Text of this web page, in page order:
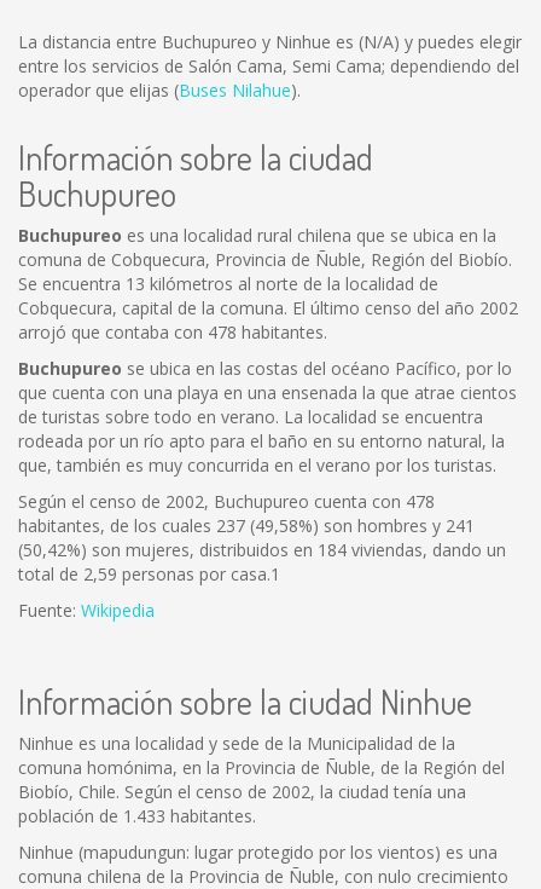
La distancia entre Buchupureo y Ninhue es (N/A) y puedes elegir
entre los servicios de Salón Cama, Semi Cama; dependiendo del
operador que elijas (Buses Nilahue).
Información sobre la ciudad
Buchupureo
Buchupureo es una localidad rural chilena que se ubica en la
comuna de Cobquecura, Provincia de Ñuble, Región del Biobío.
Se encuentra 13 kilómetros al norte de la localidad de
Cobquecura, capital de la comuna. El último censo del año 2002
arrojó que contaba con 478 habitantes.
Buchupureo se ubica en las costas del océano Pacífico, por lo
que cuenta con una playa en una ensenada la que atrae cientos
de turistas sobre todo en verano. La localidad se encuentra
rodeada por un río apto para el baño en su entorno natural, la
que, también es muy concurrida en el verano por los turistas.
Según el censo de 2002, Buchupureo cuenta con 478
habitantes, de los cuales 237 (49,58%) son hombres y 241
(50,42%) son mujeres, distribuidos en 184 viviendas, dando un
total de 2,59 personas por casa.1
Fuente: Wikipedia
Información sobre la ciudad Ninhue
Ninhue es una localidad y sede de la Municipalidad de la
comuna homónima, en la Provincia de Ñuble, de la Región del
Biobío, Chile. Según el censo de 2002, la ciudad tenía una
población de 1.433 habitantes.
Ninhue (mapudungun: lugar protegido por los vientos) es una
comuna chilena de la Provincia de Ñuble, con nulo crecimiento